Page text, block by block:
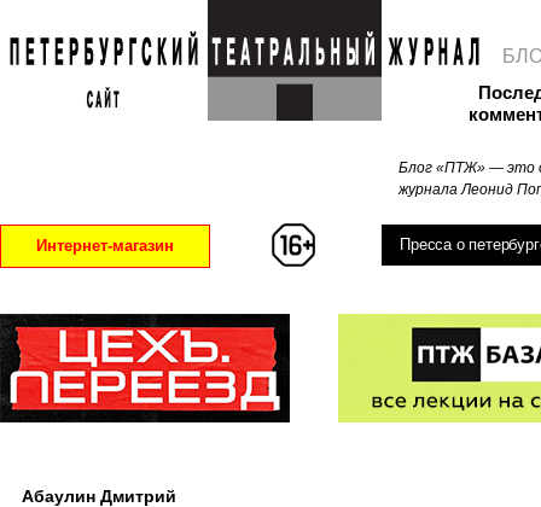
Блог «ПТЖ» — это
журнала Леонид
Интернет-магазин Пресса о
Абаулин Дмитрий